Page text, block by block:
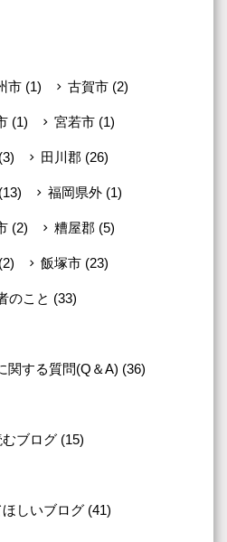
市 (1) 古賀市 (2)
(1) 宮若市 (1)
(3) 田川郡 (26)
(13) 福岡県外 (1)
(2) 糟屋郡 (5)
(2) 飯塚市 (23)
のこと (33)
関する質問(Q＆A) (36)
ブログ (15)
しいブログ (41)